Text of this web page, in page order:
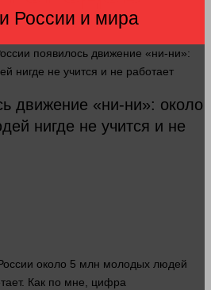
России и мира
появилось движение «ни-ни»:
нигде не учится и не работает
движение «ни-ни»: около
нигде не учится и не
около 5 млн молодых людей
Как по мне, цифра